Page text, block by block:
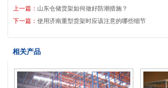
上一篇： 山东仓储货架如何做好防潮措施？
下一篇： 使用济南重型货架时应该注意的哪些细节
相关产品